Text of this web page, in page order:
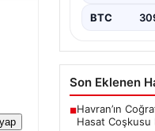
BTC
Son Eklenen
■Havran’ın
Hasat Coşkusu